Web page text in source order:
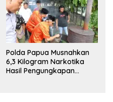
Polda Papua Musnahkan
6,3 Kilogram Narkotika
Hasil Pengungkapan